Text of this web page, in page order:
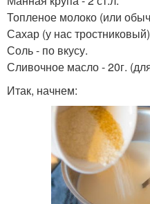
Топленое молоко (или
Сахар (у нас
Соль - по вкусу.
Сливочное масло - 20г.
Итак, начнем: